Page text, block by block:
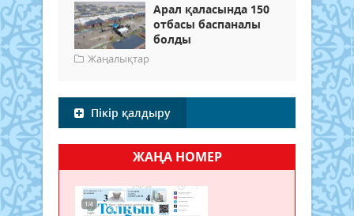
Арал қаласында 150
отбасы баспаналы
болды
Жаңалықтар
Пікір қалдыру
ЖАҢА НОМЕР